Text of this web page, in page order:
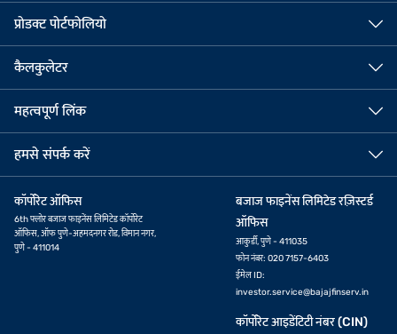
प्रोडक्ट पोर्टफोलियो
कैलकुलेटर
महत्वपूर्ण लिंक
हमसे संपर्क करें
कॉर्पोरेट ऑफिस
6th फ्लोर बजाज फाइनेंस लिमिटेड कॉर्पोरेट
ऑफिस, ऑफ पुणे-अहमदनगर रोड, विमान नगर,
पुणे - 411014
बजाज फाइनेंस लिमिटेड रज़िस्टर्ड
ऑफिस
आकुर्डी, पुणे - 411035
फोन नंबर: 020 7157-6403
ईमेल ID:
investor.service@bajajfinserv.in
कॉर्पोरेट आइडेंटिटी नंबर (CIN)